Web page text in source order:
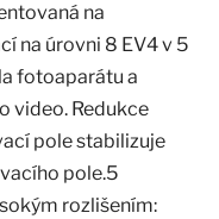
na
na úrovni 8 EV4 v 5
fotoaparátu a
video. Redukce
pole stabilizuje
pole.5
rozlišením: